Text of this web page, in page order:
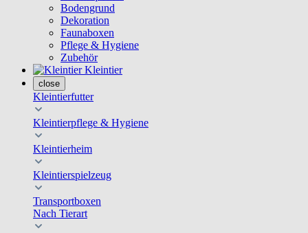
Bodengrund
Dekoration
Faunaboxen
Pflege & Hygiene
Zubehör
Kleintier
close
Kleintierfutter
Kleintierpflege & Hygiene
Kleintierheim
Kleintierspielzeug
Transportboxen
Nach Tierart